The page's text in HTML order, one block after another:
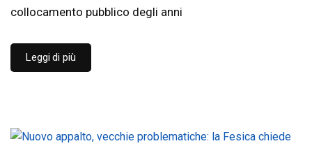
collocamento pubblico degli anni
Leggi di più